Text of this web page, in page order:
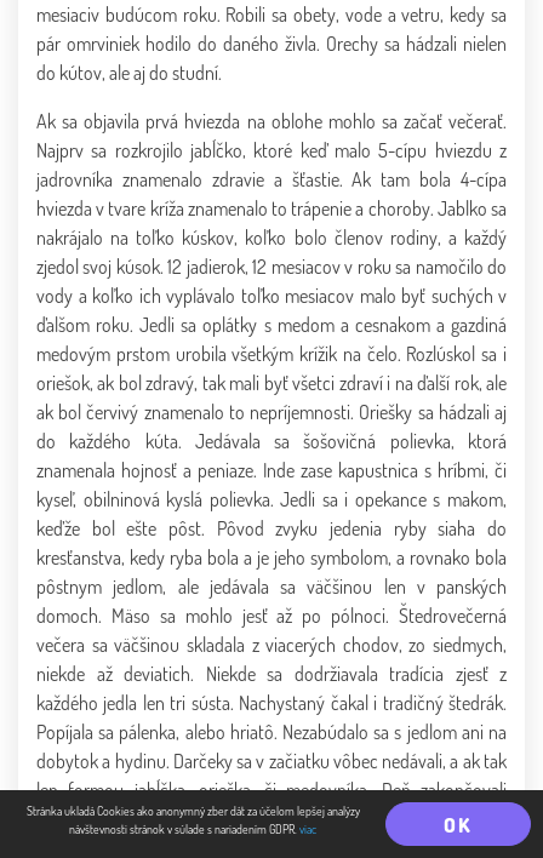
OK
Stránka ukladá Cookies ako anonymný zber dát za účelom lepšej analýzy
návštevnosti stránok v súlade s nariadením GDPR. viac
mesiaciv budúcom roku. Robili sa obety, vode a vetru, kedy sa
pár omrviniek hodilo do daného živla. Orechy sa hádzali nielen
do kútov, ale aj do studní.
Ak sa objavila prvá hviezda na oblohe mohlo sa začať večerať.
Najprv sa rozkrojilo jabĺčko, ktoré keď malo 5-cípu hviezdu z
jadrovníka znamenalo zdravie a šťastie. Ak tam bola 4-cípa
hviezda v tvare kríža znamenalo to trápenie a choroby. Jablko sa
nakrájalo na toľko kúskov, koľko bolo členov rodiny, a každý
zjedol svoj kúsok. 12 jadierok, 12 mesiacov v roku sa namočilo do
vody a koľko ich vyplávalo toľko mesiacov malo byť suchých v
ďalšom roku. Jedli sa oplátky s medom a cesnakom a gazdiná
medovým prstom urobila všetkým krížik na čelo. Rozlúskol sa i
oriešok, ak bol zdravý, tak mali byť všetci zdraví i na ďalší rok, ale
ak bol červivý znamenalo to nepríjemnosti. Oriešky sa hádzali aj
do každého kúta. Jedávala sa šošovičná polievka, ktorá
znamenala hojnosť a peniaze. Inde zase kapustnica s hríbmi, či
kyseľ, obilninová kyslá polievka. Jedli sa i opekance s makom,
keďže bol ešte pôst. Pôvod zvyku jedenia ryby siaha do
kresťanstva, kedy ryba bola a je jeho symbolom, a rovnako bola
pôstnym jedlom, ale jedávala sa väčšinou len v panských
domoch. Mäso sa mohlo jesť až po pólnoci. Štedrovečerná
večera sa väčšinou skladala z viacerých chodov, zo siedmych,
niekde až deviatich. Niekde sa dodržiavala tradícia zjesť z
každého jedla len tri sústa. Nachystaný čakal i tradičný štedrák.
Popíjala sa pálenka, alebo hriatô. Nezabúdalo sa s jedlom ani na
dobytok a hydinu. Darčeky sa v začiatku vôbec nedávali, a ak tak
len formou jabĺčka, orieška, či medovníka. Deň zakončovali
povinnou účasťou na pólnočnej omši nazývanej Utiereň.